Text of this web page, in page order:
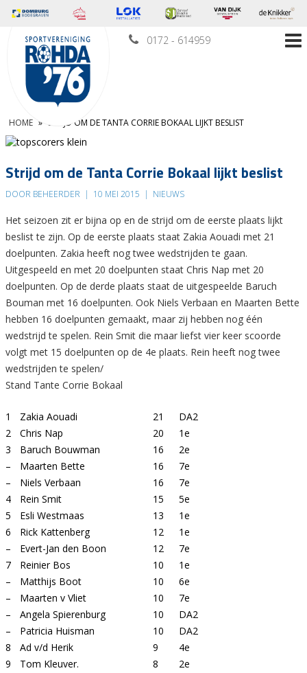
0172 - 614959
HOME » STRIJD OM DE TANTA CORRIE BOKAAL LIJKT BESLIST
Strijd om de Tanta Corrie Bokaal lijkt beslist
DOOR BEHEERDER | 10 MEI 2015 | NIEUWS
Het seizoen zit er bijna op en de strijd om de eerste plaats lijkt
beslist te zijn. Op de eerste plaats staat Zakia Aouadi met 21
doelpunten. Zakia heeft nog twee wedstrijden te gaan.
Uitgespeeld en met 20 doelpunten staat Chris Nap met 20
doelpunten. Op de derde plaats staat de uitgespeelde Baruch
Bouman met 16 doelpunten. Ook Niels Verbaan en Maarten Bette
hebben 16 doelpunten gemaakt, maar zij hebben nog één
wedstrijd te spelen. Rein Smit die maar liefst vier keer scoorde
volgt met 15 doelpunten op de 4e plaats. Rein heeft nog twee
wedstrijden te spelen/
Stand Tante Corrie Bokaal
1 Zakia Aouadi 21
DA2
2
Chris Nap 20
1e
3
Baruch Bouwman 16
2e
–
Maarten Bette 16
7e
–
Niels Verbaan 16
7e
4
Rein Smit 15
5e
5
Esli Westmaas 13
1e
6
Rick Kattenberg 12
1e
–
Evert-Jan den Boon 12
7e
7
Reinier Bos 10
1e
–
Matthijs Boot 10
6e
–
Maarten v Vliet 10
7e
–
Angela Spierenburg 10
DA2
–
Patricia Huisman 10
DA2
8
Ad v/d Herik 9
4e
9
Tom Kleuver. 8
2e